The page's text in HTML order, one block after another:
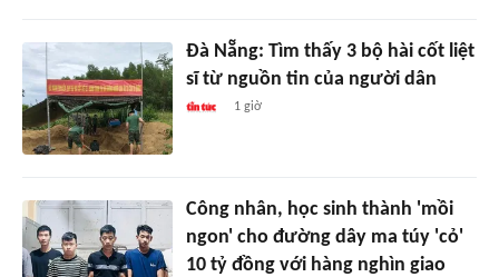
Đà Nẵng: Tìm thấy 3 bộ hài cốt liệt
sĩ từ nguồn tin của người dân
1 giờ
Công nhân, học sinh thành 'mồi
ngon' cho đường dây ma túy 'cỏ'
10 tỷ đồng với hàng nghìn giao